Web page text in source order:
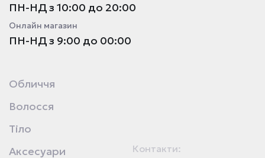
ПН-НД з 10:00 до 20:00
Онлайн магазин
ПН-НД з 9:00 до 00:00
Контакти:
Обличчя
Волосся
Тіло
Аксесуари